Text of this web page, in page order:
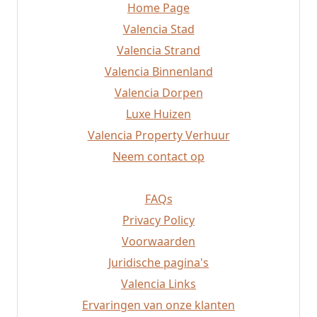
Sueca
Bocairent
Albaida
Javea
Altea
Valencia Strand
Requena
Rafelbunyol
Alzira
Mislata
Home Page
Valencia Stad
Valencia Strand
Valencia Binnenland
Valencia Dorpen
Luxe Huizen
Valencia Property Verhuur
Neem contact op
FAQs
Privacy Policy
Voorwaarden
Juridische pagina's
Valencia Links
Ervaringen van onze klanten